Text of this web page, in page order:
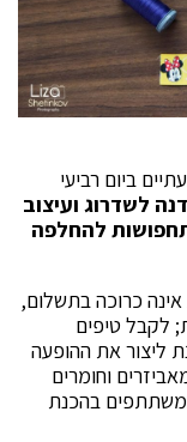
ביום רביעי
לשדרוג ועיצוב
להחלפה
לצעירים בגילאי 18-35 והיא אינה כרוכה בתשלום,
לקבל טיפים
ליצור את ההופעה
וחומרים
בהכנת